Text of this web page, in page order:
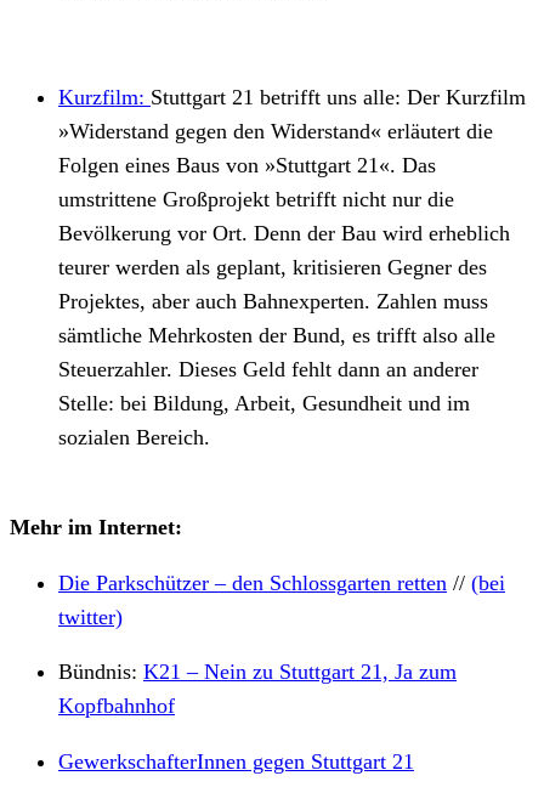
Kurzfilm: Stuttgart 21 betrifft uns alle: Der Kurzfilm
»Widerstand gegen den Widerstand« erläutert die
Folgen eines Baus von »Stuttgart 21«. Das
umstrittene Großprojekt betrifft nicht nur die
Bevölkerung vor Ort. Denn der Bau wird erheblich
teurer werden als geplant, kritisieren Gegner des
Projektes, aber auch Bahnexperten. Zahlen muss
sämtliche Mehrkosten der Bund, es trifft also alle
Steuerzahler. Dieses Geld fehlt dann an anderer
Stelle: bei Bildung, Arbeit, Gesundheit und im
sozialen Bereich.
Mehr im Internet:
Die Parkschützer – den Schlossgarten retten // (bei
twitter)
Bündnis: K21 – Nein zu Stuttgart 21, Ja zum
Kopfbahnhof
GewerkschafterInnen gegen Stuttgart 21